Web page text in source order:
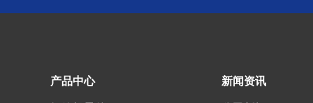
产品中心 新闻资讯